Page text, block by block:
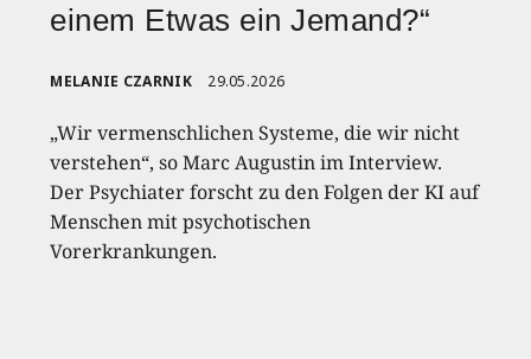
einem Etwas ein Jemand?“
MELANIE CZARNIK 29.05.2026
„Wir vermenschlichen Systeme, die wir nicht
verstehen“, so Marc Augustin im Interview.
Der Psychiater forscht zu den Folgen der KI auf
Menschen mit psychotischen
Vorerkrankungen.